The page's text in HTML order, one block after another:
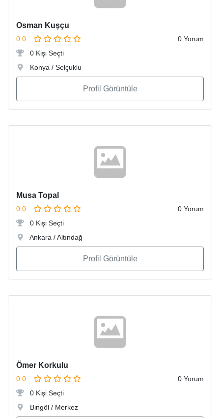
Osman Kuşçu
0.0
0 Yorum
0 Kişi Seçti
Konya / Selçuklu
Profil Görüntüle
Musa Topal
0.0
0 Yorum
0 Kişi Seçti
Ankara / Altındağ
Profil Görüntüle
Ömer Korkulu
0.0
0 Yorum
0 Kişi Seçti
Bingöl / Merkez